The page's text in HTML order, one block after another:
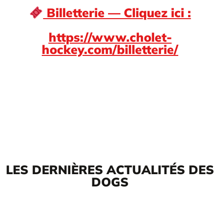
Billetterie — Cliquez ici :
https://www.cholet-
hockey.com/billetterie/
LES DERNIÈRES ACTUALITÉS DES
DOGS